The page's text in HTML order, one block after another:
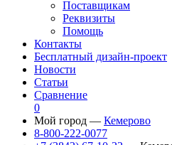
Поставщикам
Реквизиты
Помощь
Контакты
Бесплатный дизайн-проект
Новости
Статьи
Сравнение
0
Мой город — Кемерово
8-800-222-0077